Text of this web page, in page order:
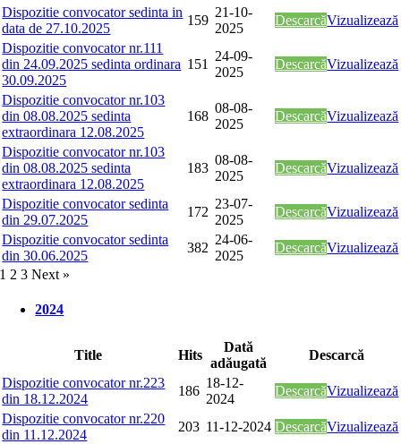
Dispozitie convocator sedinta in
data de 27.10.2025
159
21-10-
2025
DescarcăVizualizează
Dispozitie convocator nr.111
din 24.09.2025 sedinta ordinara
30.09.2025
151
24-09-
2025
DescarcăVizualizează
Dispozitie convocator nr.103
din 08.08.2025 sedinta
extraordinara 12.08.2025
168
08-08-
2025
DescarcăVizualizează
Dispozitie convocator nr.103
din 08.08.2025 sedinta
extraordinara 12.08.2025
183
08-08-
2025
DescarcăVizualizează
Dispozitie convocator sedinta
din 29.07.2025
172
23-07-
2025
DescarcăVizualizează
Dispozitie convocator sedinta
din 30.06.2025
382
24-06-
2025
DescarcăVizualizează
1 2 3 Next »
2024
Title Hits
Dată
adăugată
Descarcă
Dispozitie convocator nr.223
din 18.12.2024
186
18-12-
2024
DescarcăVizualizează
Dispozitie convocator nr.220
din 11.12.2024
203 11-12-2024 DescarcăVizualizează